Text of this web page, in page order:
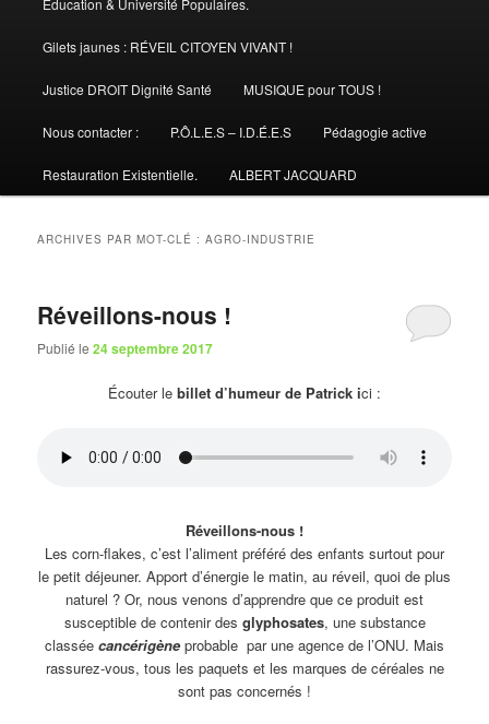
Gilets jaunes : RÉVEIL CITOYEN VIVANT !
Justice DROIT Dignité Santé MUSIQUE pour TOUS !
Nous contacter : P.Ô.L.E.S – I.D.É.E.S Pédagogie active
Restauration Existentielle. ALBERT JACQUARD
ARCHIVES PAR MOT-CLÉ :AGRO-INDUSTRIE
Réveillons-nous !
Publié le24 septembre 2017
Écouter le billet d’humeur de Patrick ici :
Réveillons-nous !
Les corn-flakes, c’est l’aliment préféré des enfants surtout pour
le petit déjeuner. Apport d’énergie le matin, au réveil, quoi de plus
naturel ? Or, nous venons d’apprendre que ce produit est
susceptible de contenir des glyphosates, une substance
classée cancérigène probable par une agence de l’ONU. Mais
rassurez-vous, tous les paquets et les marques de céréales ne
sont pas concernés !